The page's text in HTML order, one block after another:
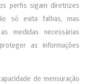
perfis sigam diretrizes
só evita falhas, mas
medidas necessárias
as informações
de mensuração